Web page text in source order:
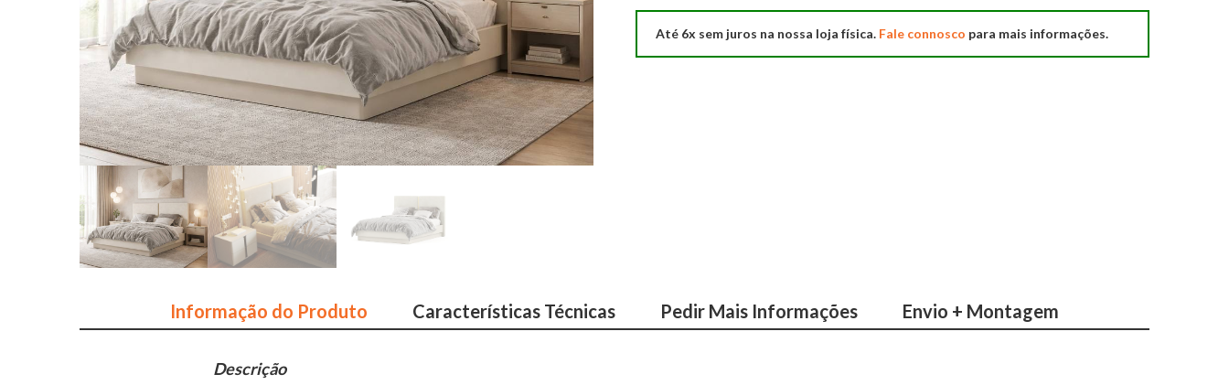
Até 6x sem juros na nossa loja física. Fale connosco para mais informações.
Informação do Produto Características Técnicas Pedir Mais Informações Envio + Montagem
Descrição